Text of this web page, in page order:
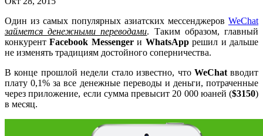
Один из самых популярных азиатских мессенджеров WeChat
займется денежными переводами. Таким образом, главный
конкурентFacebook Messengerи WhatsAppрешил и дальше
не изменять традициям достойного соперничества.
В конце прошлой недели стало известно, что WeChatвводит
плату 0,1% за все денежные переводы и деньги, потраченные
через приложение, если сумма превысит 20 000 юаней ($3150)
в месяц.